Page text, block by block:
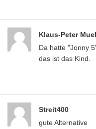
Klaus-Peter
Da hatte "Jonny
das ist das Kind.
Streit400
gute Alternative